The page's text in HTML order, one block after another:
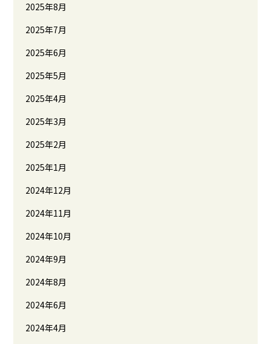
2025年8月
2025年7月
2025年6月
2025年5月
2025年4月
2025年3月
2025年2月
2025年1月
2024年12月
2024年11月
2024年10月
2024年9月
2024年8月
2024年6月
2024年4月